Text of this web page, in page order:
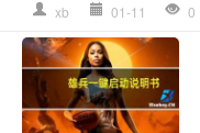
xb 01-11 0